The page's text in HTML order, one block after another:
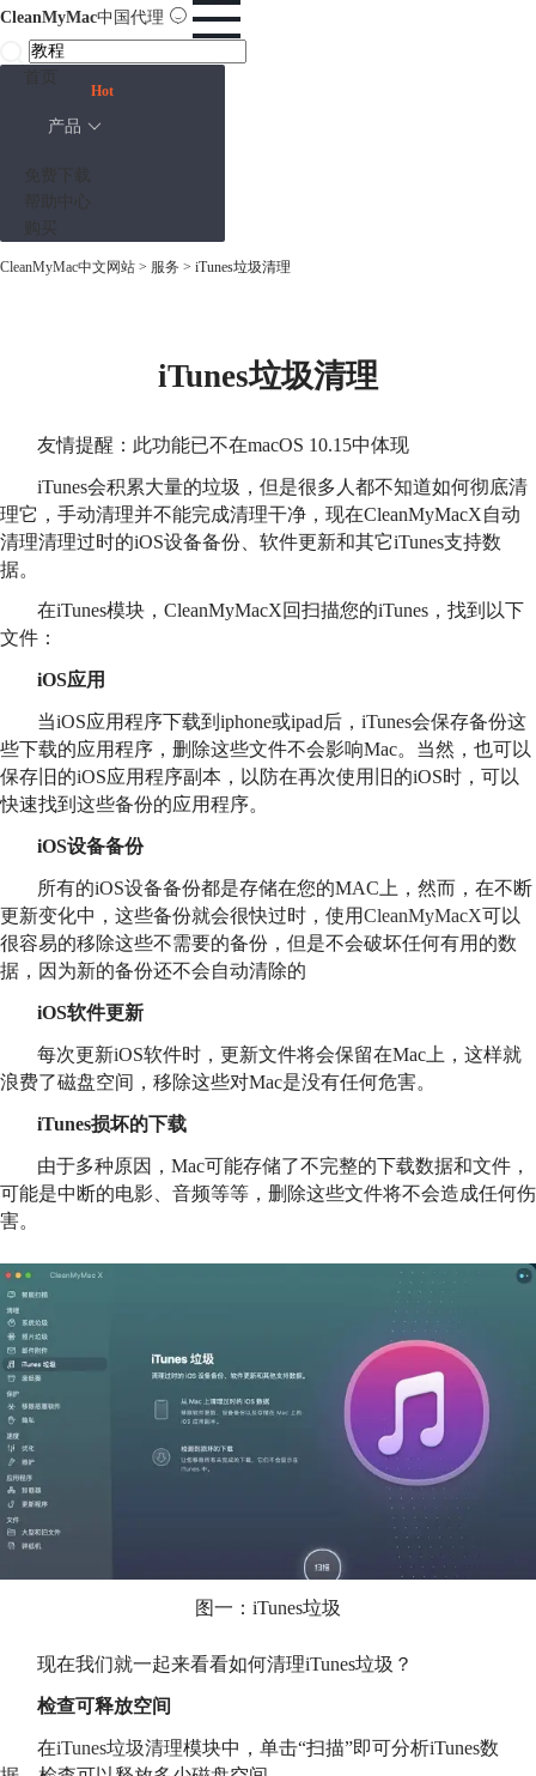
CleanMyMac中国代理
产品
Hot
CleanMyMac中文网站 > 服务 > iTunes垃圾清理
iTunes垃圾清理
友情提醒：此功能已不在macOS 10.15中体现
iTunes会积累大量的垃圾，但是很多人都不知道如何彻底清
理它，手动清理并不能完成清理干净，现在CleanMyMacX自动
清理清理过时的iOS设备备份、软件更新和其它iTunes支持数
据。
在iTunes模块，CleanMyMacX回扫描您的iTunes，找到以下
文件：
iOS应用
当iOS应用程序下载到iphone或ipad后，iTunes会保存备份这
些下载的应用程序，删除这些文件不会影响Mac。当然，也可以
保存旧的iOS应用程序副本，以防在再次使用旧的iOS时，可以
快速找到这些备份的应用程序。
iOS设备备份
所有的iOS设备备份都是存储在您的MAC上，然而，在不断
更新变化中，这些备份就会很快过时，使用CleanMyMacX可以
很容易的移除这些不需要的备份，但是不会破坏任何有用的数
据，因为新的备份还不会自动清除的
iOS软件更新
每次更新iOS软件时，更新文件将会保留在Mac上，这样就
浪费了磁盘空间，移除这些对Mac是没有任何危害。
iTunes损坏的下载
由于多种原因，Mac可能存储了不完整的下载数据和文件，
可能是中断的电影、音频等等，删除这些文件将不会造成任何伤
害。
图一：iTunes垃圾
现在我们就一起来看看如何清理iTunes垃圾？
检查可释放空间
在iTunes垃圾清理模块中，单击“扫描”即可分析iTunes数